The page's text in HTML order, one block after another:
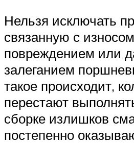
Нельзя исключать
связанную с
повреждением или
залеганием
такое происходит,
перестают
сборке излишков
постепенно